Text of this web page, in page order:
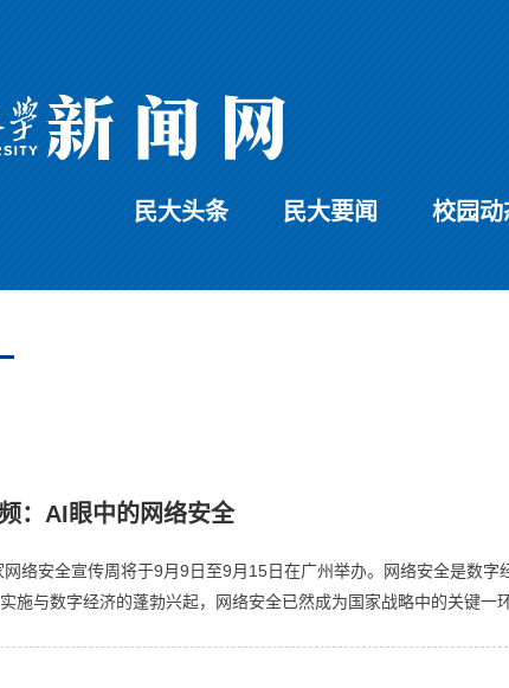
民大头条 民大要闻 校园动
：AI眼中的网络安全
网络安全宣传周将于9月9日至9月15日在广州举办。网络安全是数
施与数字经济的蓬勃兴起，网络安全已然成为国家战略中的关键一